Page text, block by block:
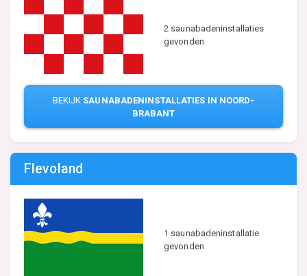
2 saunabadeninstallaties
gevonden
BEKIJK SAUNABADENINSTALLATIES IN NOORD-
BRABANT
Flevoland
1 saunabadeninstallatie
gevonden